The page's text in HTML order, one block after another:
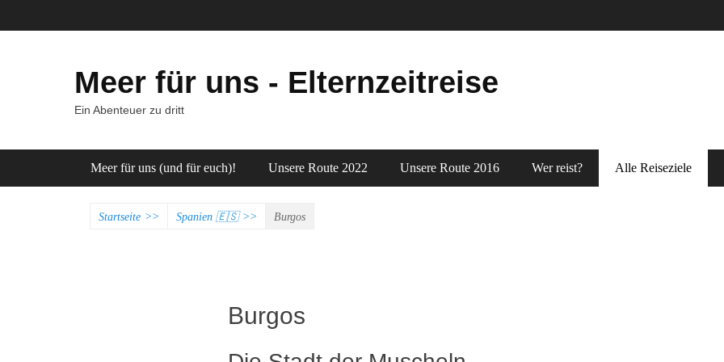
Meer für uns - Elternzeitreise
Ein Abenteuer zu dritt
Hauptmenü
Meer für uns (und für euch)! Unsere Route 2022 Unsere Route 2016 Wer reist? Alle Reiseziele
Startseite >> Spanien 🇪🇸 >> Burgos
Burgos